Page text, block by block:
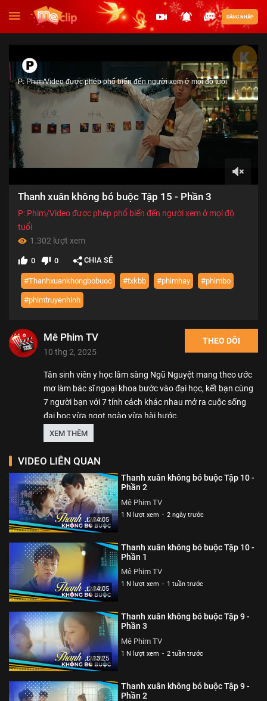
ĐĂNG NHẬP
P: Phim/Video được phép phổ biến đến người xem ở mọi độ tuổi
Thanh xuân không bó buộc Tập 15 - Phần 3
P: Phim/Video được phép phổ biến đến người xem ở mọi độ
tuổi
1.302 lượt xem
0 0 CHIA SẺ
#Thanhxuankhongbobuoc #txkbb #phimhay #phimbo
#phimtruyenhinh
Mê Phim TV
10 thg 2, 2025
THEO DÕI
Tân sinh viên y học lâm sàng Ngũ Nguyệt mang theo ước
mơ làm bác sĩ ngoại khoa bước vào đại học, kết bạn cùng
7 người bạn với 7 tính cách khác nhau mở ra cuộc sống
đại học vừa ngọt ngào vừa hài hước.
Thể loại :PHIM
XEM THÊM
VIDEO LIÊN QUAN
14:05
Thanh xuân không bó buộc Tập 10 -
Phần 2
Mê Phim TV
1 N lượt xem - 2 ngày trước
14:05
Thanh xuân không bó buộc Tập 10 -
Phần 1
Mê Phim TV
1 N lượt xem - 1 tuần trước
13:25
Thanh xuân không bó buộc Tập 9 -
Phần 3
Mê Phim TV
1 N lượt xem - 2 tuần trước
Thanh xuân không bó buộc Tập 9 -
Phần 2